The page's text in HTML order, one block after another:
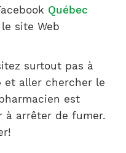
Québec
site Web
surtout pas à
et aller chercher le
est
à arrêter de fumer.